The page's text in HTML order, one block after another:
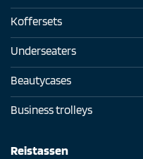
Koffersets
Underseaters
Beautycases
Business trolleys
Reistassen